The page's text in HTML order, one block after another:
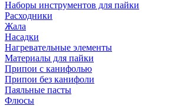
Наборы инструментов для пайки
Расходники
Жала
Насадки
Нагревательные элементы
Материалы для пайки
Припои с канифолью
Припои без канифоли
Паяльные пасты
Флюсы